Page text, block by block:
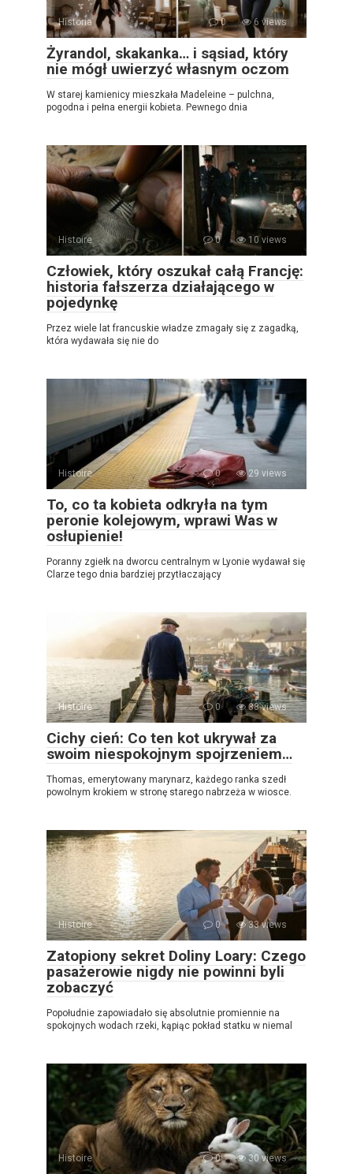
Historia 0 6 views
Żyrandol, skakanka… i sąsiad, który
nie mógł uwierzyć własnym oczom
W starej kamienicy mieszkała Madeleine – pulchna,
pogodna i pełna energii kobieta. Pewnego dnia
Histoire 0 10 views
Człowiek, który oszukał całą Francję:
historia fałszerza działającego w
pojedynkę
Przez wiele lat francuskie władze zmagały się z zagadką,
która wydawała się nie do
Histoire 0 29 views
To, co ta kobieta odkryła na tym
peronie kolejowym, wprawi Was w
osłupienie!
Poranny zgiełk na dworcu centralnym w Lyonie wydawał się
Clarze tego dnia bardziej przytłaczający
Histoire 0 38 views
Cichy cień: Co ten kot ukrywał za
swoim niespokojnym spojrzeniem…
Thomas, emerytowany marynarz, każdego ranka szedł
powolnym krokiem w stronę starego nabrzeża w wiosce.
Histoire 0 33 views
Zatopiony sekret Doliny Loary: Czego
pasażerowie nigdy nie powinni byli
zobaczyć
Popołudnie zapowiadało się absolutnie promiennie na
spokojnych wodach rzeki, kąpiąc pokład statku w niemal
Histoire 0 30 views